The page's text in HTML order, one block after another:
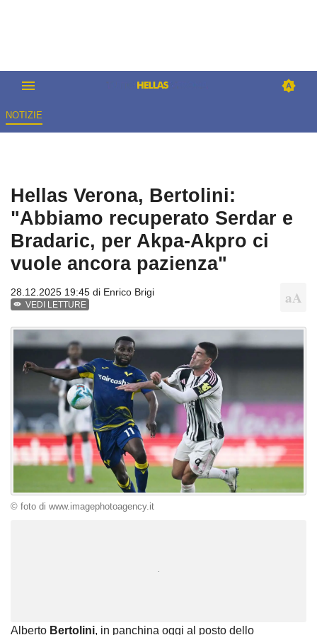
NOTIZIE
Hellas Verona, Bertolini:
"Abbiamo recuperato Serdar e
Bradaric, per Akpa-Akpro ci
vuole ancora pazienza"
28.12.2025 19:45 di Enrico Brigi
VEDI LETTURE
© foto di www.imagephotoagency.it
Alberto Bertolini, in panchina oggi al posto dello